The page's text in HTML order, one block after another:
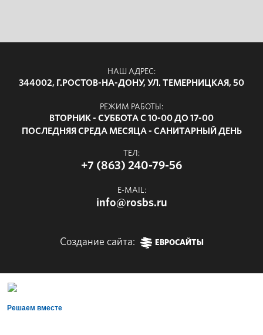
НАШ АДРЕС:
344002, Г.РОСТОВ-НА-ДОНУ, УЛ. ТЕМЕРНИЦКАЯ, 50
РЕЖИМ РАБОТЫ:
ВТОРНИК - СУББОТА С 10-00 ДО 17-00
ПОСЛЕДНЯЯ СРЕДА МЕСЯЦА - САНИТАРНЫЙ ДЕНЬ
ТЕЛ:
+7 (863) 240-79-56
E-MAIL:
info@rosbs.ru
Создание сайта: ЕВРОСАЙТЫ
Решаем вместе